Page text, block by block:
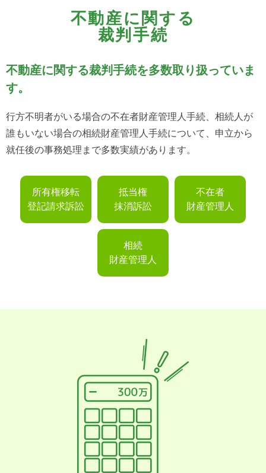
不動産に関する
裁判手続
不動産に関する裁判手続を多数取り扱っていま
す。
行方不明者がいる場合の不在者財産管理人手続、相続人が
誰もいない場合の相続財産管理人手続について、申立から
就任後の事務処理まで多数実績があります。
所有権移転
登記請求訴訟
抵当権
抹消訴訟
不在者
財産管理人
相続
財産管理人